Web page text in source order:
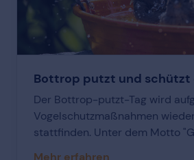
Bottrop putzt und schützt
Der Bottrop-putzt-Tag wird
Vogelschutzmaßnahmen
stattfinden. Unter dem Motto
Mehr erfahren